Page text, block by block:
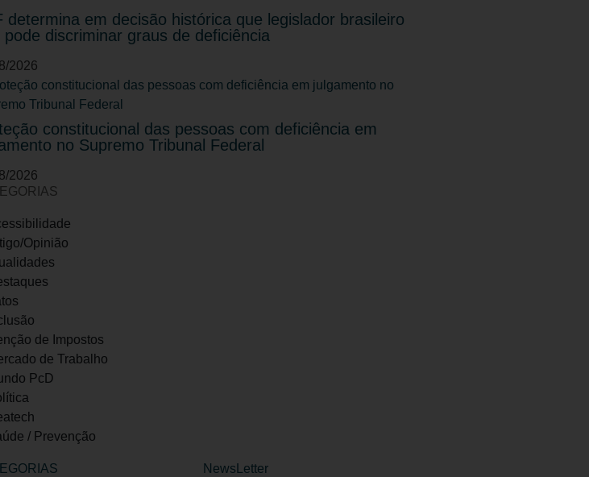
determina em decisão histórica que legislador brasileiro
pode discriminar graus de deficiência
2026
constitucional das pessoas com deficiência em
no Supremo Tribunal Federal
2026
Opinião
de Impostos
de Trabalho
PcD
/ Prevenção
NewsLetter